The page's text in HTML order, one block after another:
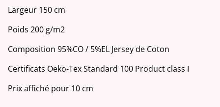
Largeur 150 cm
Poids 200 g/m2
Composition 95%CO / 5%EL Jersey de Coton
Certificats Oeko-Tex Standard 100 Product class I
Prix affiché pour 10 cm